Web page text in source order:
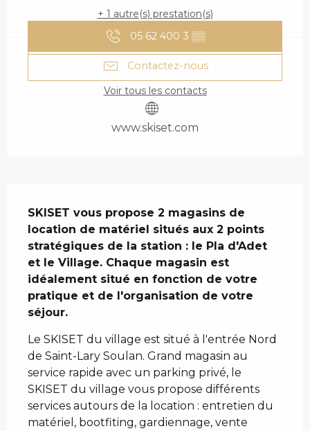
+ 1 autre(s) prestation(s)
05 62 400 3 ▒▒
Contactez-nous
Voir tous les contacts
www.skiset.com
SKISET vous propose 2 magasins de
location de matériel situés aux 2 points
stratégiques de la station : le Pla d'Adet
et le Village. Chaque magasin est
idéalement situé en fonction de votre
pratique et de l'organisation de votre
séjour.
Le SKISET du village est situé à l'entrée Nord
de Saint-Lary Soulan. Grand magasin au
service rapide avec un parking privé, le
SKISET du village vous propose différents
services autours de la location : entretien du
matériel, bootfiting, gardiennage, vente